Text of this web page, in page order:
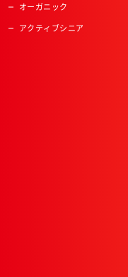
オーガニック
アクティブシニア